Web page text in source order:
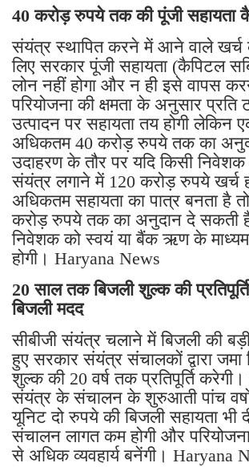
40 करोड़ रुपये तक की पूंजी सहायता
संयंत्र स्थापित करने में आने वाले
लिए सरकार पूंजी सहायता (कैपिटल
लोन नहीं होगा और न ही इसे वापस
परियोजना की क्षमता के अनुसार प्रति
उत्पादन पर सहायता तय होगी लेकिन
अधिकतम 40 करोड़ रुपये तक का
उदाहरण के तौर पर यदि किसी निवेशक
संयंत्र लगाने में 120 करोड़ रुपये खर्च
अधिकतम सहायता का पात्र बनता है
करोड़ रुपये तक का अनुदान दे सकती
निवेशक को स्वयं या बैंक ऋण के
होगी। Haryana News
20 साल तक बिजली शुल्क की
बिजली मदद
सीबीजी संयंत्र चलाने में बिजली की
हुए सरकार संयंत्र संचालकों द्वारा जमा
शुल्क की 20 वर्ष तक प्रतिपूर्ति
संयंत्र के संचालन के शुरुआती पांच
यूनिट दो रुपये की बिजली सहायता भी
संचालन लागत कम होगी और
से अधिक व्यवहार्य बनेंगी। Haryana